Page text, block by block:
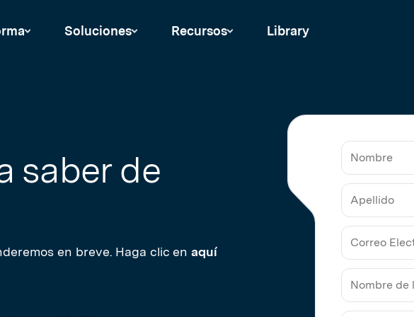
Soluciones Recursos Library
Nombre
Apellido
Correo
Electrónico
de
saber de
en breve. Haga clic en aquí